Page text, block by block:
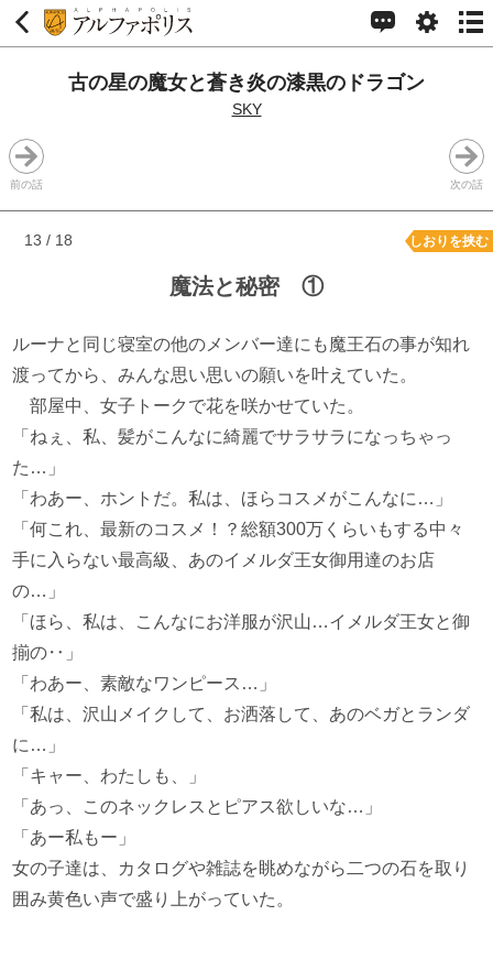
古の星の魔女と蒼き炎の漆黒のドラゴン
SKY
前の話 次の話
13 / 18 しおりを挟む
魔法と秘密 ①
ルーナと同じ寝室の他のメンバー達にも魔王石の事が知れ
渡ってから、みんな思い思いの願いを叶えていた。
部屋中、女子トークで花を咲かせていた。
「ねぇ、私、髪がこんなに綺麗でサラサラになっちゃっ
た…」
「わあー、ホントだ。私は、ほらコスメがこんなに…」
「何これ、最新のコスメ！？総額300万くらいもする中々
手に入らない最高級、あのイメルダ王女御用達のお店
の…」
「ほら、私は、こんなにお洋服が沢山…イメルダ王女と御
揃の‥」
「わあー、素敵なワンピース…」
「私は、沢山メイクして、お洒落して、あのベガとランダ
に…」
「キャー、わたしも、」
「あっ、このネックレスとピアス欲しいな…」
「あー私もー」
女の子達は、カタログや雑誌を眺めながら二つの石を取り
囲み黄色い声で盛り上がっていた。